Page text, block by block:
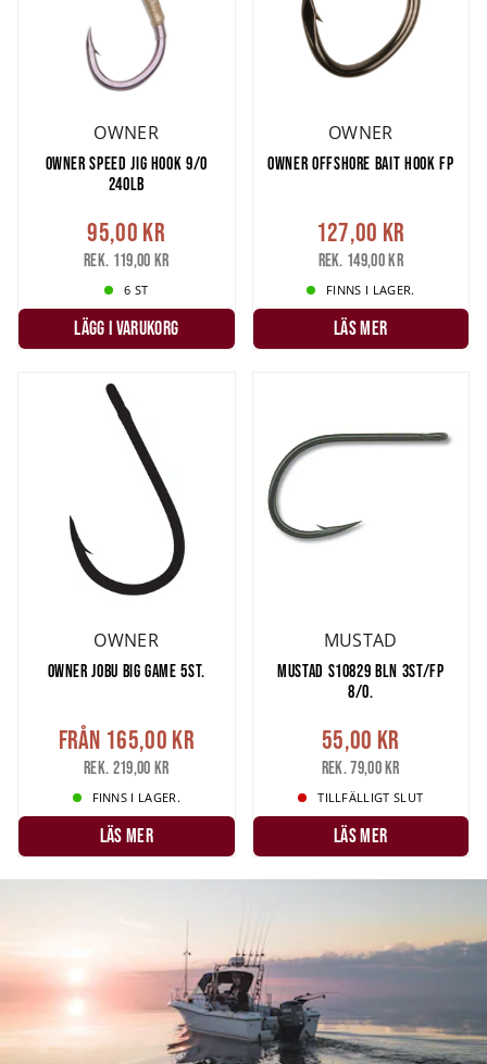
annons- och analysföretag som vi samarbetar med.
Dessa kan i sin tur kombinera informationen med annan
information som du har tillhandahållit eller som de har
samlat in när du har använt deras tjänster.
OWNER
OWNER SPEED JIG HOOK 9/0
240LB
95,00 kr
Rek. 119,00 kr
6 ST
LÄGG I VARUKORG
OWNER
OWNER OFFSHORE BAIT HOOK FP
127,00 kr
Rek. 149,00 kr
FINNS I LAGER.
LÄS MER
OWNER
OWNER JOBU BIG GAME 5ST.
Från 165,00 kr
Rek. 219,00 kr
FINNS I LAGER.
LÄS MER
MUSTAD
MUSTAD S10829 BLN 3ST/FP
8/0.
55,00 kr
Rek. 79,00 kr
TILLFÄLLIGT SLUT
LÄS MER